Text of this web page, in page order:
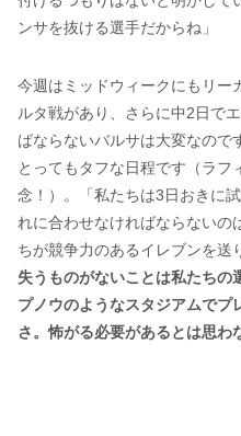
ンサを抜ける選手だからね」
今週はミッドウィークにもリー
ルタ戦があり、さらに中2日で
ばならないバルサは大変なので
とってもタフな日程です（ラ
念！）。「私たちは3日おきに
れに合わせなければならないの
ちが競争力のあるイレブンを送
失うものがないことは私たちの
プノウのようなスタジアムでプ
さ。怖がる必要があるとは思わ